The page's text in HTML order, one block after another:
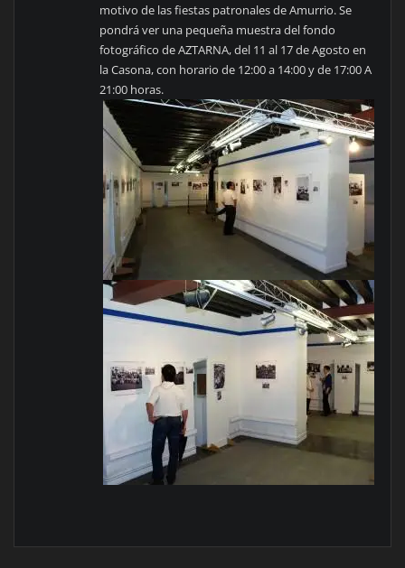
motivo de las fiestas patronales de Amurrio. Se
pondrá ver una pequeña muestra del fondo
fotográfico de AZTARNA, del 11 al 17 de Agosto en
la Casona, con horario de 12:00 a 14:00 y de 17:00 A
21:00 horas.